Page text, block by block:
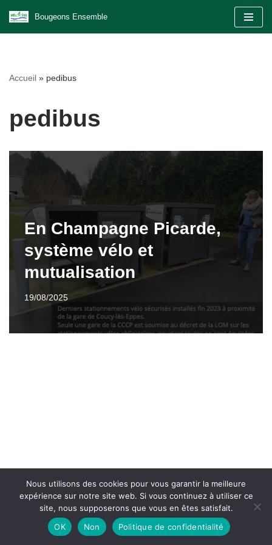
Aller
Bougeons Ensemble
Accueil » pedibus
pedibus
En Champagne Picarde,
système vélo et
mutualisation
19/08/2025
Neve| Propulsé parWordPress
Nous utilisons des cookies pour vous garantir la meilleure
expérience sur notre site web. Si vous continuez à utiliser ce
site, nous supposerons que vous en êtes satisfait.
OK
Non Politique de confidentialité